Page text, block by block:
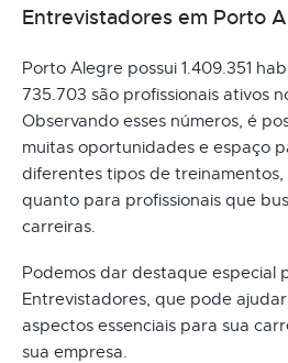
Entrevistadores em Porto
Porto Alegre possui 1.409.351
735.703 são profissionais ativos
Observando esses números, é
muitas oportunidades e espaço
diferentes tipos de
quanto para profissionais que
carreiras.
Podemos dar destaque especial
Entrevistadores, que pode
aspectos essenciais para sua
sua empresa.